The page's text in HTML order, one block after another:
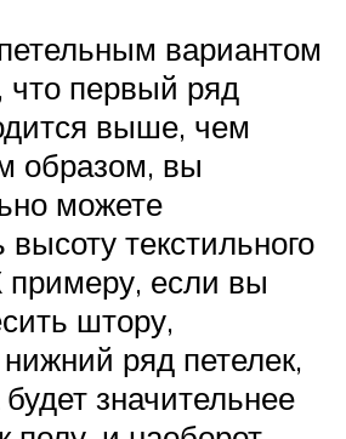
вариантом
что первый ряд
выше, чем
образом, вы
можете
высоту текстильного
примеру, если вы
штору,
ряд петелек,
значительнее